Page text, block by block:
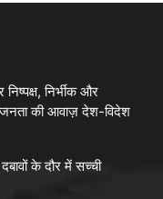
निष्पक्ष, निर्भीक और
की आवाज़ देश-विदेश
के दौर में सच्ची